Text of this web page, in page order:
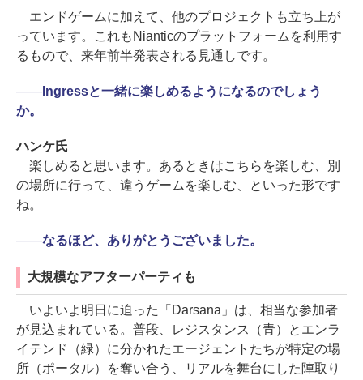
エンドゲームに加えて、他のプロジェクトも立ち上が
っています。これもNianticのプラットフォームを利用す
るもので、来年前半発表される見通しです。
――Ingressと一緒に楽しめるようになるのでしょう
か。
ハンケ氏
楽しめると思います。あるときはこちらを楽しむ、別
の場所に行って、違うゲームを楽しむ、といった形です
ね。
――なるほど、ありがとうございました。
大規模なアフターパーティも
いよいよ明日に迫った「Darsana」は、相当な参加者
が見込まれている。普段、レジスタンス（青）とエンラ
イテンド（緑）に分かれたエージェントたちが特定の場
所（ポータル）を奪い合う、リアルを舞台にした陣取り